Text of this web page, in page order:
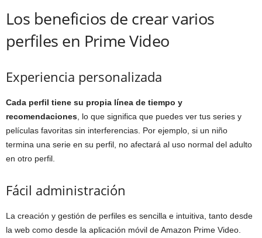
Los beneficios de crear varios
perfiles en Prime Video
Experiencia personalizada
Cada perfil tiene su propia línea de tiempo y
recomendaciones , lo que significa que puedes ver tus series y
películas favoritas sin interferencias. Por ejemplo, si un niño
termina una serie en su perfil, no afectará al uso normal del adulto
en otro perfil.
Fácil administración
La creación y gestión de perfiles es sencilla e intuitiva, tanto desde
la web como desde la aplicación móvil de Amazon Prime Video.